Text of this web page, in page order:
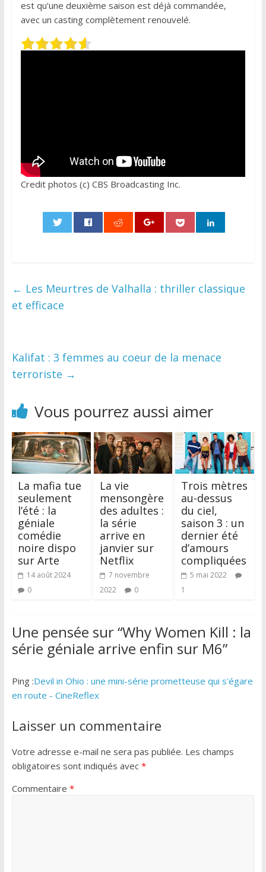
est qu’une deuxième saison est déjà commandée,
avec un casting complètement renouvelé.
Credit photos (c) CBS Broadcasting Inc.
← Les Meurtres de Valhalla : thriller classique
et efficace
Kalifat : 3 femmes au coeur de la menace
terroriste →
Vous pourrez aussi aimer
La mafia tue
seulement
l’été : la
géniale
comédie
noire dispo
sur Arte
14 août 2024
0
La vie
mensongère
des adultes :
la série
arrive en
janvier sur
Netflix
7 novembre
2022
0
Trois mètres
au-dessus
du ciel,
saison 3 : un
dernier été
d’amours
compliquées
5 mai 2022
1
Une pensée sur “Why Women Kill : la
série géniale arrive enfin sur M6”
Ping :Devil in Ohio : une mini-série prometteuse qui s'égare
en route - CineReflex
Laisser un commentaire
Votre adresse e-mail ne sera pas publiée. Les champs
obligatoires sont indiqués avec *
Commentaire *